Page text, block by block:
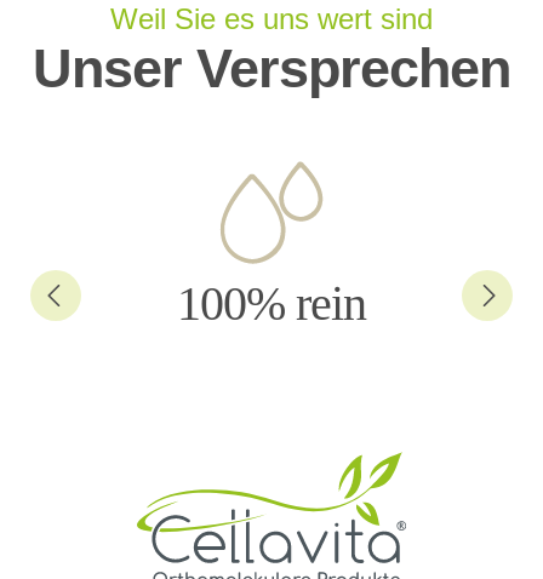
Weil Sie es uns wert sind
Unser Versprechen
100% rein